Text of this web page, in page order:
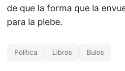
de que la forma que la
para la plebe.
Política Libros Bulos